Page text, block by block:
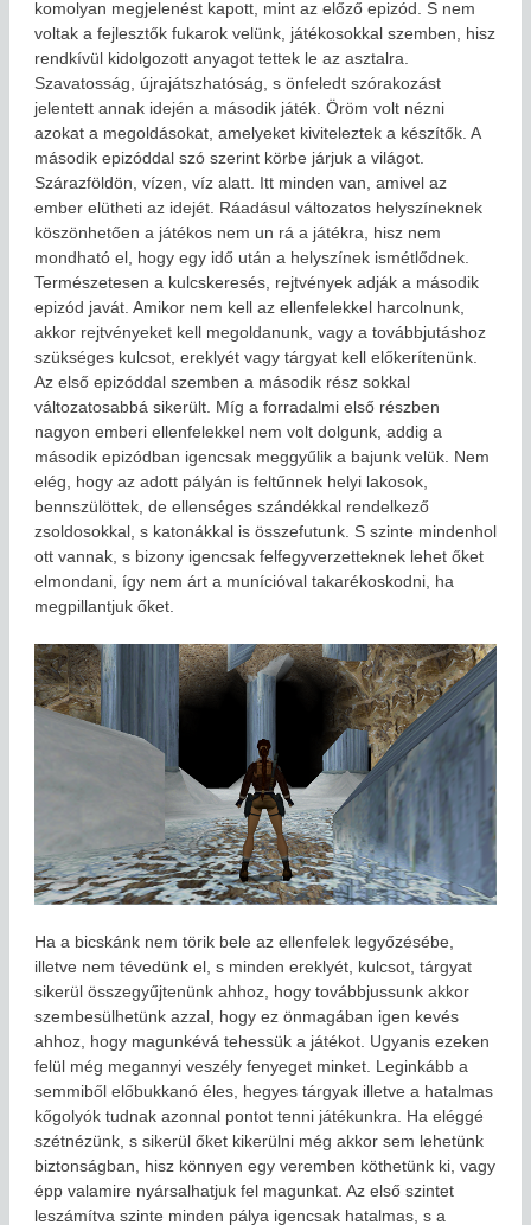
komolyan megjelenést kapott, mint az előző epizód. S nem
voltak a fejlesztők fukarok velünk, játékosokkal szemben, hisz
rendkívül kidolgozott anyagot tettek le az asztalra.
Szavatosság, újrajátszhatóság, s önfeledt szórakozást
jelentett annak idején a második játék. Öröm volt nézni
azokat a megoldásokat, amelyeket kiviteleztek a készítők. A
második epizóddal szó szerint körbe járjuk a világot.
Szárazföldön, vízen, víz alatt. Itt minden van, amivel az
ember elütheti az idejét. Ráadásul változatos helyszíneknek
köszönhetően a játékos nem un rá a játékra, hisz nem
mondható el, hogy egy idő után a helyszínek ismétlődnek.
Természetesen a kulcskeresés, rejtvények adják a második
epizód javát. Amikor nem kell az ellenfelekkel harcolnunk,
akkor rejtvényeket kell megoldanunk, vagy a továbbjutáshoz
szükséges kulcsot, ereklyét vagy tárgyat kell előkerítenünk.
Az első epizóddal szemben a második rész sokkal
változatosabbá sikerült. Míg a forradalmi első részben
nagyon emberi ellenfelekkel nem volt dolgunk, addig a
második epizódban igencsak meggyűlik a bajunk velük. Nem
elég, hogy az adott pályán is feltűnnek helyi lakosok,
bennszülöttek, de ellenséges szándékkal rendelkező
zsoldosokkal, s katonákkal is összefutunk. S szinte mindenhol
ott vannak, s bizony igencsak felfegyverzetteknek lehet őket
elmondani, így nem árt a munícióval takarékoskodni, ha
megpillantjuk őket.
Ha a bicskánk nem törik bele az ellenfelek legyőzésébe,
illetve nem tévedünk el, s minden ereklyét, kulcsot, tárgyat
sikerül összegyűjtenünk ahhoz, hogy továbbjussunk akkor
szembesülhetünk azzal, hogy ez önmagában igen kevés
ahhoz, hogy magunkévá tehessük a játékot. Ugyanis ezeken
felül még megannyi veszély fenyeget minket. Leginkább a
semmiből előbukkanó éles, hegyes tárgyak illetve a hatalmas
kőgolyók tudnak azonnal pontot tenni játékunkra. Ha eléggé
szétnézünk, s sikerül őket kikerülni még akkor sem lehetünk
biztonságban, hisz könnyen egy veremben köthetünk ki, vagy
épp valamire nyársalhatjuk fel magunkat. Az első szintet
leszámítva szinte minden pálya igencsak hatalmas, s a